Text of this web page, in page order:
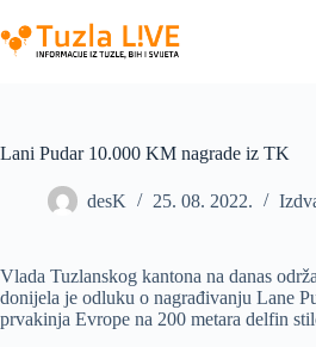
to
content
Lani Pudar 10.000 KM nagrade iz TK
desK 25. 08. 2022.
Vlada Tuzlanskog kantona na danas
donijela je odluku o nagrađivanju Lane
prvakinja Evrope na 200 metara delfin